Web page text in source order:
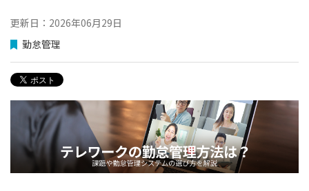
更新日：2026年06月29日
勤怠管理